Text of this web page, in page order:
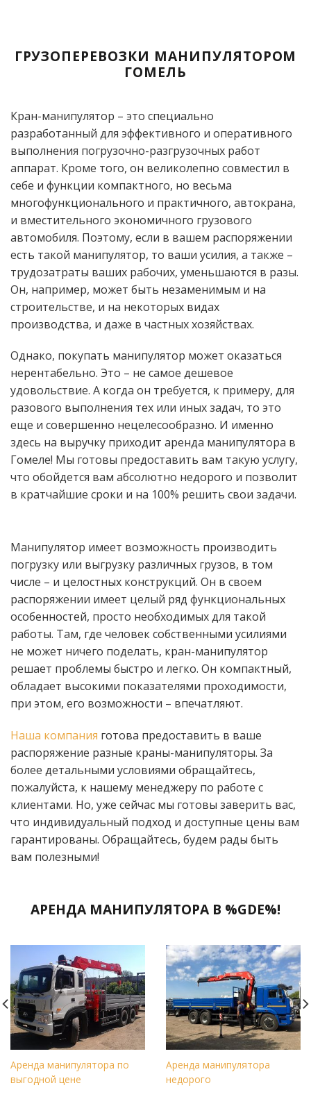
ГРУЗОПЕРЕВОЗКИ МАНИПУЛЯТОРОМ
ГОМЕЛЬ
Кран-манипулятор – это специально
разработанный для эффективного и оперативного
выполнения погрузочно-разгрузочных работ
аппарат. Кроме того, он великолепно совместил в
себе и функции компактного, но весьма
многофункционального и практичного, автокрана,
и вместительного экономичного грузового
автомобиля. Поэтому, если в вашем распоряжении
есть такой манипулятор, то ваши усилия, а также –
трудозатраты ваших рабочих, уменьшаются в разы.
Он, например, может быть незаменимым и на
строительстве, и на некоторых видах
производства, и даже в частных хозяйствах.
Однако, покупать манипулятор может оказаться
нерентабельно. Это – не самое дешевое
удовольствие. А когда он требуется, к примеру, для
разового выполнения тех или иных задач, то это
еще и совершенно нецелесообразно. И именно
здесь на выручку приходит аренда манипулятора в
Гомеле! Мы готовы предоставить вам такую услугу,
что обойдется вам абсолютно недорого и позволит
в кратчайшие сроки и на 100% решить свои задачи.
Манипулятор имеет возможность производить
погрузку или выгрузку различных грузов, в том
числе – и целостных конструкций. Он в своем
распоряжении имеет целый ряд функциональных
особенностей, просто необходимых для такой
работы. Там, где человек собственными усилиями
не может ничего поделать, кран-манипулятор
решает проблемы быстро и легко. Он компактный,
обладает высокими показателями проходимости,
при этом, его возможности – впечатляют.
Наша компания готова предоставить в ваше
распоряжение разные краны-манипуляторы. За
более детальными условиями обращайтесь,
пожалуйста, к нашему менеджеру по работе с
клиентами. Но, уже сейчас мы готовы заверить вас,
что индивидуальный подход и доступные цены вам
гарантированы. Обращайтесь, будем рады быть
вам полезными!
АРЕНДА МАНИПУЛЯТОРА В %GDE%!
Аренда манипулятора по
выгодной цене
Аренда манипулятора
недорого